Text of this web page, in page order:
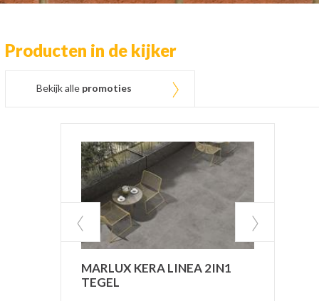
Producten in de kijker
Bekijk alle promoties
MARLUX KERA LINEA 2IN1
TEGEL